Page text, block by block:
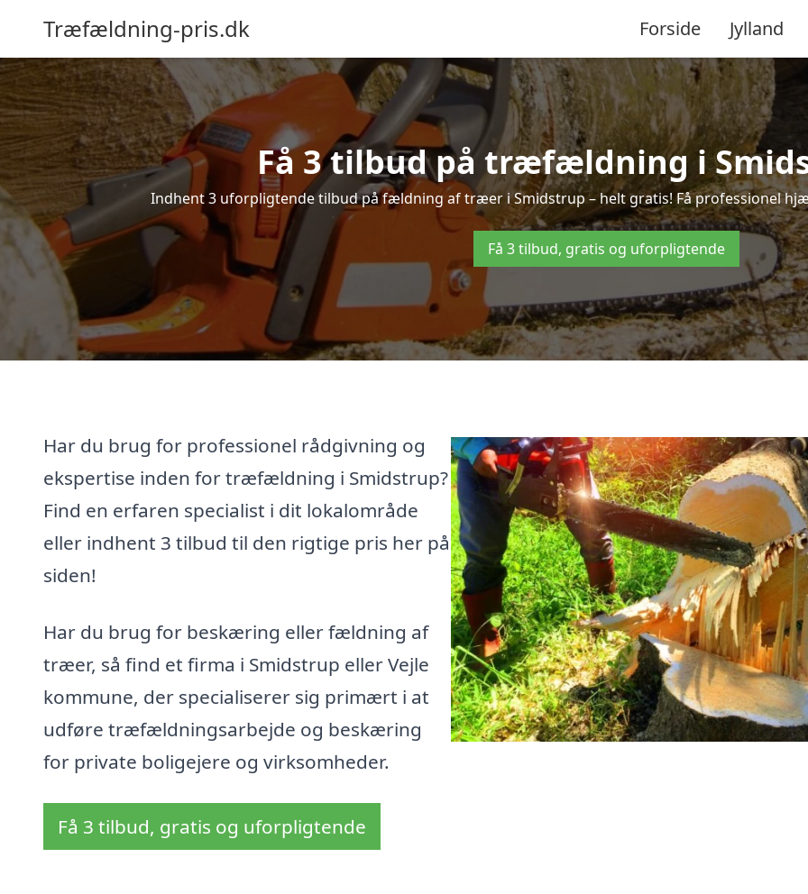
Træfældning-pris.dk Forside Jylland
Få 3 tilbud på træfældning i
Indhent 3 uforpligtende tilbud på fældning af træer i Smidstrup – helt gratis! Få professionel
Få 3 tilbud, gratis og uforpligtende
Har du brug for professionel rådgivning og
ekspertise inden for træfældning i Smidstrup?
Find en erfaren specialist i dit lokalområde
eller indhent 3 tilbud til den rigtige pris her på
siden!
Har du brug for beskæring eller fældning af
træer, så find et firma i Smidstrup eller Vejle
kommune, der specialiserer sig primært i at
udføre træfældningsarbejde og beskæring
for private boligejere og virksomheder.
Få 3 tilbud, gratis og uforpligtende